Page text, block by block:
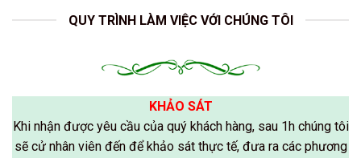
QUY TRÌNH LÀM VIỆC VỚI CHÚNG TÔI
KHẢO SÁT
Khi nhận được yêu cầu của quý khách hàng, sau 1h chúng tôi
sẽ cử nhân viên đến để khảo sát thực tế, đưa ra các phương